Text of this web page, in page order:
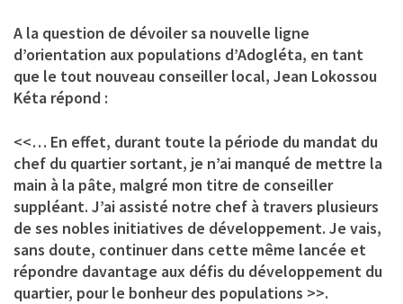
A la question de dévoiler sa nouvelle ligne
d’orientation aux populations d’Adogléta, en tant
que le tout nouveau conseiller local, Jean Lokossou
Kéta répond :
<<… En effet, durant toute la période du mandat du
chef du quartier sortant, je n’ai manqué de mettre la
main à la pâte, malgré mon titre de conseiller
suppléant. J’ai assisté notre chef à travers plusieurs
de ses nobles initiatives de développement. Je vais,
sans doute, continuer dans cette même lancée et
répondre davantage aux défis du développement du
quartier, pour le bonheur des populations >>.